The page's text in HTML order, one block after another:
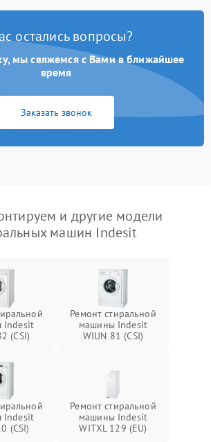
остались вопросы?
мы свяжемся с Вами в ближайшее
время
Заказать звонок
и другие модели
машин Indesit
Indesit
(CSI)
Ремонт стиральной
машины Indesit
WIUN 81 (CSI)
Indesit
(CSI)
Ремонт стиральной
машины Indesit
WITXL 129 (EU)